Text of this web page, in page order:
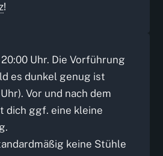
!
Uhr. Die Vorführung
es dunkel genug ist
Vor und nach dem
dich ggf. eine kleine
keine Stühle